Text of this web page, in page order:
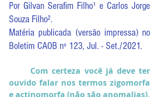
Por Gilvan Serafim Filho¹ e Carlos Jorge
Souza Filho².
Matéria publicada (versão impressa) no
Boletim CAOB nº 123, Jul. - Set./2021.
Com certeza você já deve ter
ouvido falar nos termos zigomorfa
e actinomorfa (não são anomalias),